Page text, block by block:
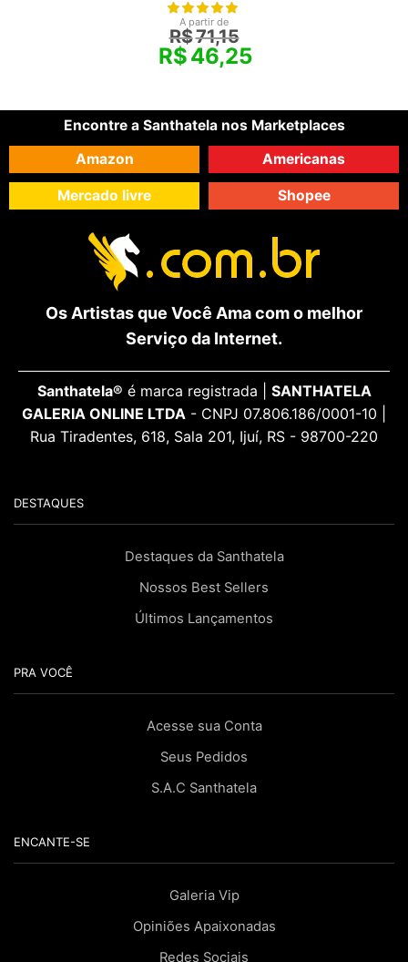
A partir de
R$71,15
R$46,25
Encontre a Santhatela nos Marketplaces
Amazon
Americanas
Mercado livre Shopee
Os Artistas que Você Ama com o melhor
Serviço da Internet.
Santhatela® é marca registrada | SANTHATELA
GALERIA ONLINE LTDA - CNPJ 07.806.186/0001-10 |
Rua Tiradentes, 618, Sala 201, Ijuí, RS - 98700-220
DESTAQUES
Destaques da Santhatela
Nossos Best Sellers
Últimos Lançamentos
PRA VOCÊ
Acesse sua Conta
Seus Pedidos
S.A.C Santhatela
ENCANTE-SE
Galeria Vip
Opiniões Apaixonadas
Redes Sociais